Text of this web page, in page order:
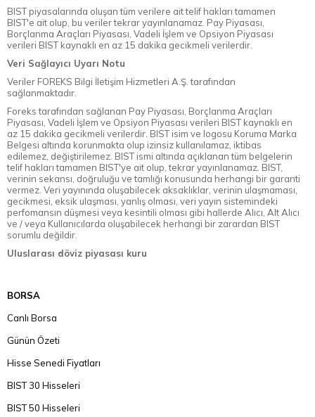
BIST piyasalarında oluşan tüm verilere ait telif hakları tamamen
BIST'e ait olup, bu veriler tekrar yayınlanamaz. Pay Piyasası,
Borçlanma Araçları Piyasası, Vadeli İşlem ve Opsiyon Piyasası
verileri BIST kaynaklı en az 15 dakika gecikmeli verilerdir.
Veri Sağlayıcı Uyarı Notu
Veriler FOREKS Bilgi İletişim Hizmetleri A.Ş. tarafından
sağlanmaktadır.
Foreks tarafından sağlanan Pay Piyasası, Borçlanma Araçları
Piyasası, Vadeli İşlem ve Opsiyon Piyasası verileri BIST kaynaklı en
az 15 dakika gecikmeli verilerdir. BIST isim ve logosu Koruma Marka
Belgesi altında korunmakta olup izinsiz kullanılamaz, iktibas
edilemez, değiştirilemez. BIST ismi altında açıklanan tüm belgelerin
telif hakları tamamen BIST'ye ait olup, tekrar yayınlanamaz. BIST,
verinin sekansı, doğruluğu ve tamlığı konusunda herhangi bir garanti
vermez. Veri yayınında oluşabilecek aksaklıklar, verinin ulaşmaması,
gecikmesi, eksik ulaşması, yanlış olması, veri yayın sistemindeki
perfomansın düşmesi veya kesintili olması gibi hallerde Alıcı, Alt Alıcı
ve / veya Kullanıcılarda oluşabilecek herhangi bir zarardan BIST
sorumlu değildir.
Uluslarası döviz piyasası kuru
BORSA
Canlı Borsa
Günün Özeti
Hisse Senedi Fiyatları
BIST 30 Hisseleri
BIST 50 Hisseleri